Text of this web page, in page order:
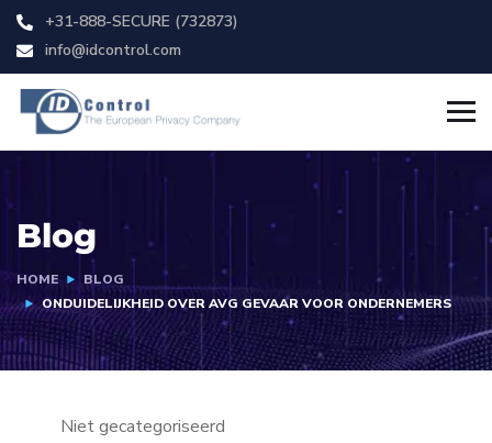
+31-888-SECURE (732873)
info@idcontrol.com
Blog
HOME
BLOG
ONDUIDELIJKHEID OVER AVG GEVAAR VOOR ONDERNEMERS
Niet gecategoriseerd